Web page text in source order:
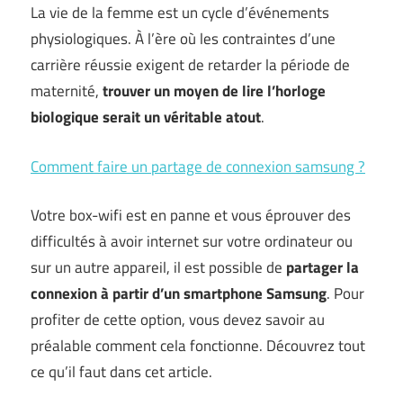
La vie de la femme est un cycle d’événements
physiologiques. À l’ère où les contraintes d’une
carrière réussie exigent de retarder la période de
maternité,trouver un moyen de lire l’horloge
biologique serait un véritable atout.
Comment faire un partage de connexion samsung ?
Votre box-wifi est en panne et vous éprouver des
difficultés à avoir internet sur votre ordinateur ou
sur un autre appareil, il est possible de partager la
connexion à partir d’un smartphone Samsung. Pour
profiter de cette option, vous devez savoir au
préalable comment cela fonctionne. Découvrez tout
ce qu’il faut dans cet article.